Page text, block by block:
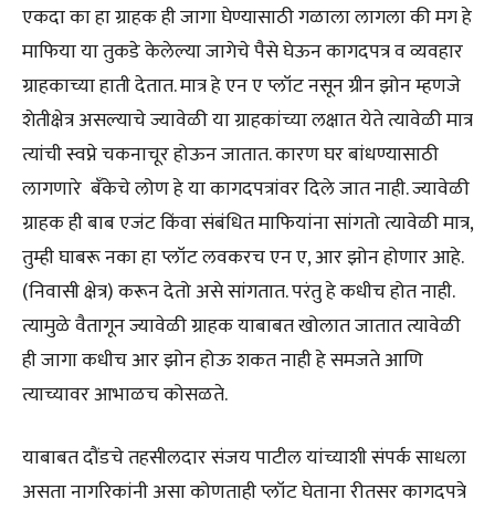
एकदा का हा ग्राहक ही जागा घेण्यासाठी गळाला लागला की मग हे
माफिया या तुकडे केलेल्या जागेचे पैसे घेऊन कागदपत्र व व्यवहार
ग्राहकाच्या हाती देतात. मात्र हे एन ए प्लॉट नसून ग्रीन झोन म्हणजे
शेतीक्षेत्र असल्याचे ज्यावेळी या ग्राहकांच्या लक्षात येते त्यावेळी मात्र
त्यांची स्वप्ने चकनाचूर होऊन जातात. कारण घर बांधण्यासाठी
लागणारे बँकेचे लोण हे या कागदपत्रांवर दिले जात नाही. ज्यावेळी
ग्राहक ही बाब एजंट किंवा संबंधित माफियांना सांगतो त्यावेळी मात्र,
तुम्ही घाबरू नका हा प्लॉट लवकरच एन ए, आर झोन होणार आहे.
(निवासी क्षेत्र) करून देतो असे सांगतात. परंतु हे कधीच होत नाही.
त्यामुळे वैतागून ज्यावेळी ग्राहक याबाबत खोलात जातात त्यावेळी
ही जागा कधीच आर झोन होऊ शकत नाही हे समजते आणि
त्याच्यावर आभाळच कोसळते.
याबाबत दौंडचे तहसीलदार संजय पाटील यांच्याशी संपर्क साधला
असता नागरिकांनी असा कोणताही प्लॉट घेताना रीतसर कागदपत्रे